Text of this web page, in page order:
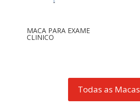
MACA PARA EXAME
CLINICO
Todas as Macas